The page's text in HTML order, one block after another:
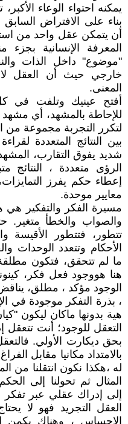
يمكنه احتواء الوعاء
بناء على الافتراض
أن يتمكن عقل واحد من
المعرفة الإنسانية
"موضوع" داخل الذات
خارجي حيث أن العقل
المعنى.
أفتح عينيك وتلفت في
للإحاطة بالمشهد، أي
لتكرر التجربة مجموعة من
بين النتائج المتعددة
شديد يفوق التقارب،
الرؤى متعددة ،
إعطاء حكم يفرز
معايير موحدة.
مسيرة الفكر والتفكير هي
والصواب والخطأ متغير.
تتطور، فتتطور الأقيسة
الأحكام وتتعدد الوحدات
ما لم تتحقق، فتكون مطلقة
هنا هووجود فعل فكر،
الوجود مؤكد ، مطلق،
، بذرة التفكر موجودة في
هية بدونها ماكان ليكون
التعقل للوجود؛ أنت
بحق ديكارت الأولي.
بالامتداد مكانيا مقابل
له ،هكذا نكون انتقلنا من
المثال ثم تحولنا إلى
إلى إدراك عقلي عبر
العقل التجريد فهو لا
الإحساس ، وهناك يكمن